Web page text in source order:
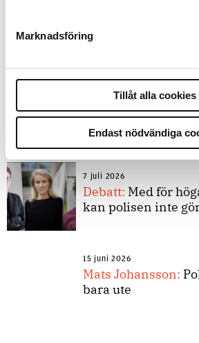
Marknadsföring
Tillåt alla cookies
Endast nödvändiga
forskarnas motiv
8 juli 2026
Replik:Det är inte
7 juli 2026
Debatt: Med för
kan polisen inte
15 juni 2026
Mats Johansson:
bara ute